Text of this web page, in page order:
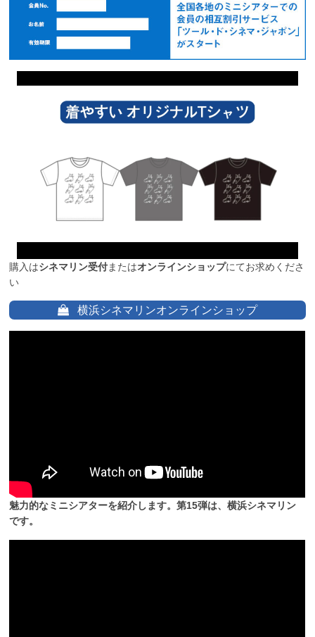
購入はシネマリン受付またはオンラインショップにてお求めくださ
い
横浜シネマリンオンラインショップ
魅力的なミニシアターを紹介します。第15弾は、横浜シネマリン
です。